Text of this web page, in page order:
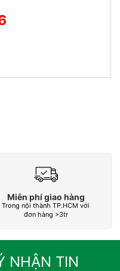
Miễn phí giao hàng
Trong nội thành TP.HCM với
đơn hàng >3tr
NHẬN TIN